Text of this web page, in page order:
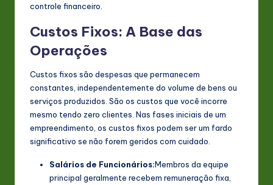
ti
o
controle financeiro.
Custos Fixos: A Base das
Operações
Custos fixos são despesas que permanecem
constantes, independentemente do volume de bens ou
serviços produzidos. São os custos que você incorre
mesmo tendo zero clientes. Nas fases iniciais de um
empreendimento, os custos fixos podem ser um fardo
significativo se não forem geridos com cuidado.
Salários de Funcionários:Membros da equipe
principal geralmente recebem remuneração fixa,